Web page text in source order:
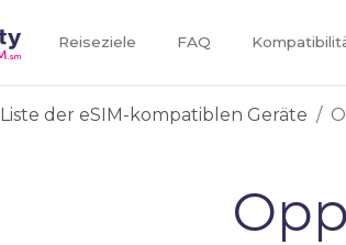
Reiseziele FAQ
Liste der eSIM-kompatiblen Geräte